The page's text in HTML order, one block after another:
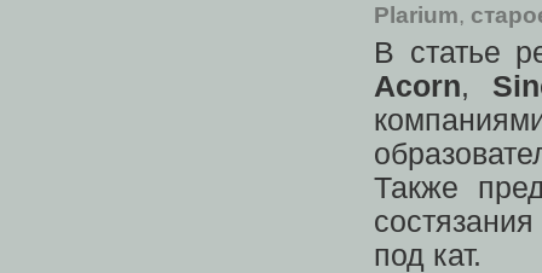
Plarium,
В статье
Acorn,
Также
под кат.